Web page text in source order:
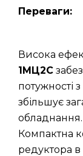
Переваги:
Висока
1МЦ2С
потужності
збільшує
обладнання.
Компактна
редуктора